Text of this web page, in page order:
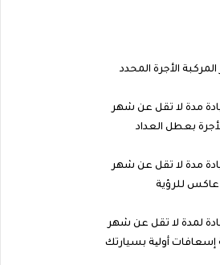
الأجرة المحدد
مدة لا تقل عن شهر
بعطل العداد
مدة لا تقل عن شهر
عاكس للرؤية
لمدة لا تقل عن شهر
أولیة بسيارتك